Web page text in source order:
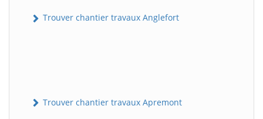
Trouver chantier travaux Anglefort
Trouver chantier travaux Apremont